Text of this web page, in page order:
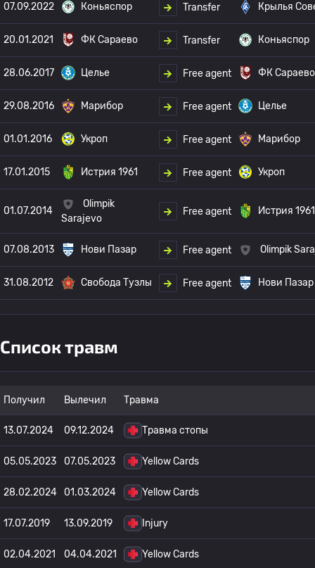
07.09.2022 Коньяспор Transfer Крылья
20.01.2021 ФК Сараево Transfer Коньяспор
28.06.2017 Целье Free agent ФК Сараево
29.08.2016 Марибор Free agent Целье
01.01.2016 Укроп Free agent Марибор
17.01.2015 Истрия 1961 Free agent Укроп
01.07.2014
Olimpik
Sarajevo
Free agent Истрия 1961
07.08.2013 Нови Пазар Free agent Olimpik
31.08.2012 Свобода Тузлы Free agent Нови Пазар
Список травм
Получил Вылечил Травма
13.07.2024 09.12.2024 Травма стопы
05.05.2023 07.05.2023 Yellow Cards
28.02.2024 01.03.2024 Yellow Cards
17.07.2019 13.09.2019 Injury
02.04.2021 04.04.2021 Yellow Cards